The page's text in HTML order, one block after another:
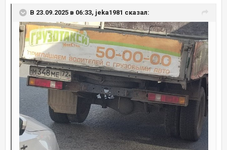
В 23.09.2025 в 06:33, jeka1981 сказал: